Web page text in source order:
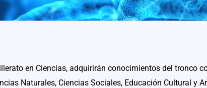
en Ciencias, adquirirán conocimientos del tronco
Naturales, Ciencias Sociales, Educación Cultural y